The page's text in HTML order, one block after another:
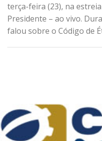
terça-feira (23), na
Presidente – ao vivo.
falou sobre o Código de